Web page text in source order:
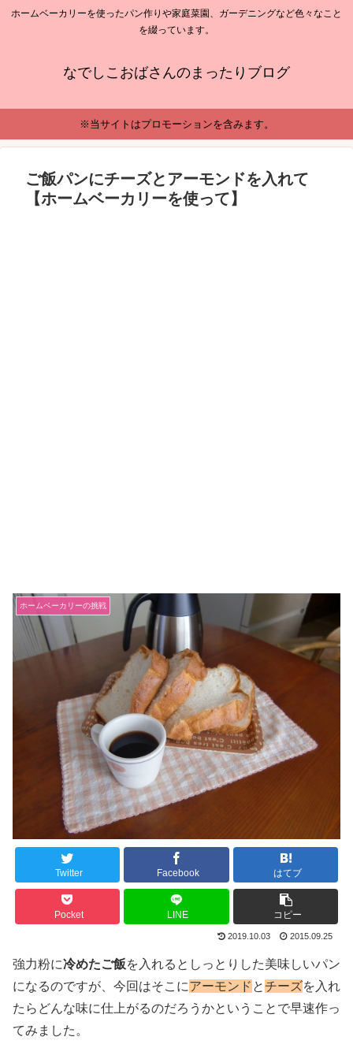
ホームベーカリーを使ったパン作りや家庭菜園、ガーデニングなど色々なこと
を綴っています。
なでしこおばさんのまったりブログ
※当サイトはプロモーションを含みます。
ご飯パンにチーズとアーモンドを入れて
【ホームベーカリーを使って】
ホームベーカリーの挑戦
Twitter Facebook はてブ
Pocket LINE コピー
2019.10.03 2015.09.25
強力粉に冷めたご飯を入れるとしっとりした美味しいパン
になるのですが、今回はそこにアーモンド とチーズを入れ
たらどんな味に仕上がるのだろうかということで早速作っ
てみました。